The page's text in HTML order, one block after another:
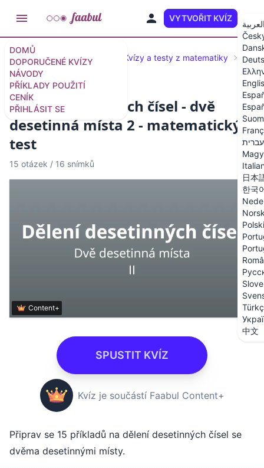
DOMŮ
DOPORUČENÉ KVÍZY
NÁVODY
PŘÍKLADY POUŽITÍ
CENÍK
PŘIHLÁSIT SE
VYTVOŘIT KVÍZ
עברית
日本
한국
Polski
中文
Doporučené kvízy a testy Kvízy a testy z matematiky
Dělení desetinných čísel - dvě
desetinná místa 2 - matematický
test
15 otázek / 16 snímků
Content+
SPUSTIT KVÍZ
Kvíz je součástí Faabul Content+
Připrav se 15 příkladů na dělení desetinných čísel se
dvěma desetinnými místy.